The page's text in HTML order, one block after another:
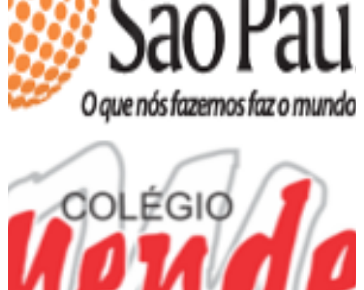
Colégio Mendel